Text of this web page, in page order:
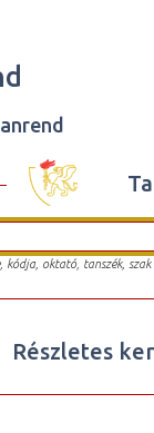
oktató, tanszék,
Részletes